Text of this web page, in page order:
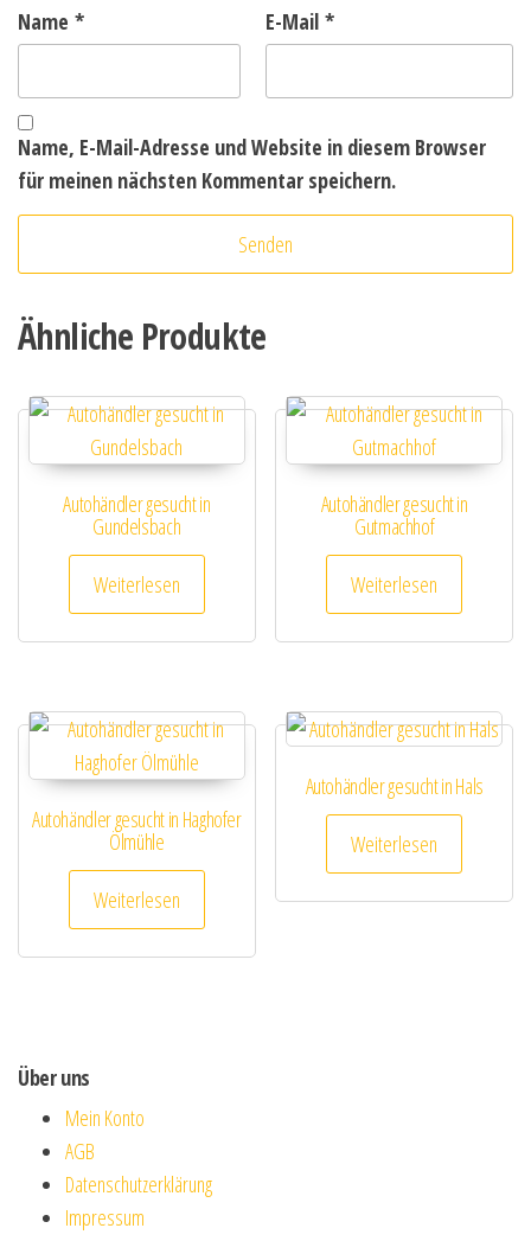
Name * E-Mail *
Name, E-Mail-Adresse und Website in diesem Browser
für meinen nächsten Kommentar speichern.
Ähnliche Produkte
Autohändler gesucht in
Gundelsbach
Weiterlesen
Autohändler gesucht in
Gutmachhof
Weiterlesen
Autohändler gesucht in Haghofer
Ölmühle
Weiterlesen
Autohändler gesucht in Hals
Weiterlesen
Über uns
Mein Konto
AGB
Datenschutzerklärung
Impressum